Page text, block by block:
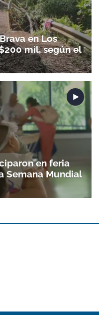
en Los
mil, según el
en feria
Semana Mundial